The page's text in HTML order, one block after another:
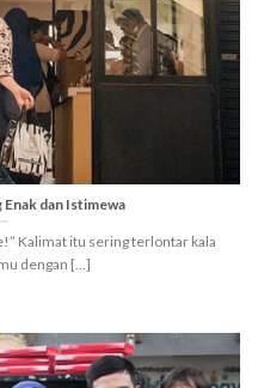
dan Istimewa
Kalimat itu sering terlontar kala
dengan [...]